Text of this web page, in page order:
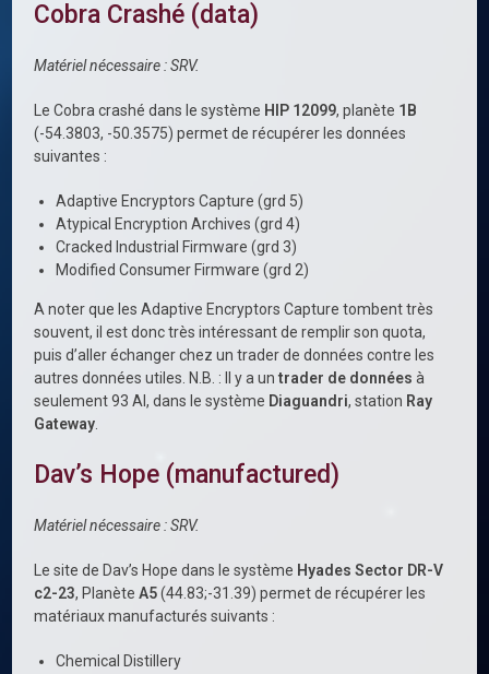
Cobra Crashé (data)
Matériel nécessaire : SRV.
Le Cobra crashé dans le système HIP 12099, planète 1B
(-54.3803, -50.3575) permet de récupérer les données
suivantes :
Adaptive Encryptors Capture (grd 5)
Atypical Encryption Archives (grd 4)
Cracked Industrial Firmware (grd 3)
Modified Consumer Firmware (grd 2)
A noter que les Adaptive Encryptors Capture tombent très
souvent, il est donc très intéressant de remplir son quota,
puis d’aller échanger chez un trader de données contre les
autres données utiles. N.B. : Il y a untrader de données à
seulement 93 Al, dans le système Diaguandri, station Ray
Gateway
Dav’s Hope (manufactured)
Matériel nécessaire : SRV.
Le site de Dav’s Hope dans le système Hyades Sector DR-V
c2-23, PlanèteA5(44.83;-31.39) permet de récupérer les
matériaux manufacturés suivants :
Chemical Distillery